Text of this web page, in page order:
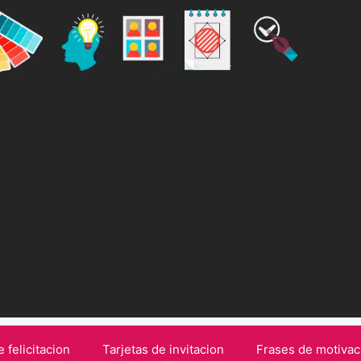
felicitacion Tarjetas de invitacion Frases de